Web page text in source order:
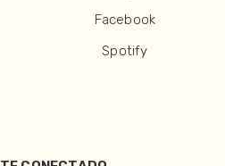
Facebook
Spotify